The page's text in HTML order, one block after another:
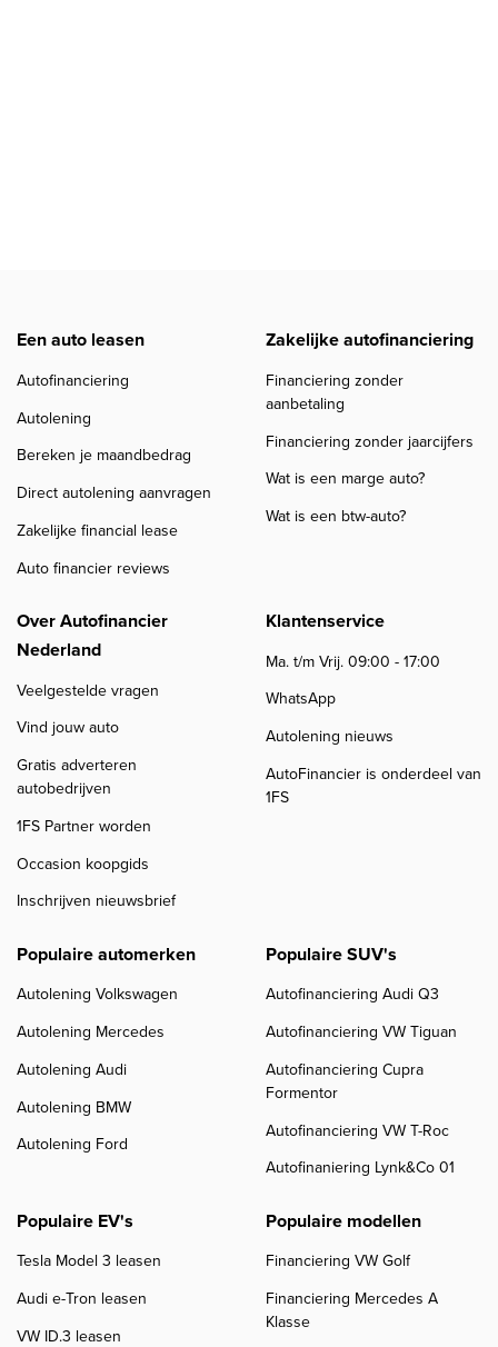
Een auto leasen
Autofinanciering
Autolening
Bereken je maandbedrag
Direct autolening aanvragen
Zakelijke financial lease
Auto financier reviews
Zakelijke autofinanciering
Financiering zonder
aanbetaling
Financiering zonder jaarcijfers
Wat is een marge auto?
Wat is een btw-auto?
Over Autofinancier
Nederland
Veelgestelde vragen
Vind jouw auto
Gratis adverteren
autobedrijven
1FS Partner worden
Occasion koopgids
Inschrijven nieuwsbrief
Klantenservice
Ma. t/m Vrij. 09:00 - 17:00
WhatsApp
Autolening nieuws
AutoFinancier is onderdeel van
1FS
Populaire automerken
Autolening Volkswagen
Autolening Mercedes
Autolening Audi
Autolening BMW
Autolening Ford
Populaire SUV's
Autofinanciering Audi Q3
Autofinanciering VW Tiguan
Autofinanciering Cupra
Formentor
Autofinanciering VW T-Roc
Autofinaniering Lynk&Co 01
Populaire EV's
Tesla Model 3 leasen
Audi e-Tron leasen
VW ID.3 leasen
Populaire modellen
Financiering VW Golf
Financiering Mercedes A
Klasse